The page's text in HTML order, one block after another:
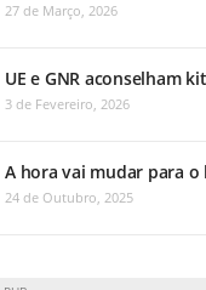
27 de Março, 2026
UE e GNR aconselham
3 de Fevereiro, 2026
A hora vai mudar para
24 de Outubro, 2025